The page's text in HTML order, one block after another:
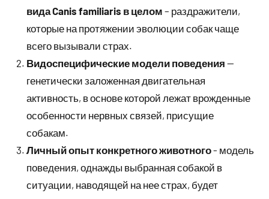
вида Canis familiaris в целом – раздражители,
которые на протяжении эволюции собак чаще
всего вызывали страх.
Видоспецифические модели поведения —
генетически заложенная двигательная
активность, в основе которой лежат врожденные
особенности нервных связей, присущие
собакам.
Личный опыт конкретного животного­- модель
поведения, однажды выбранная собакой в
ситуации, наводящей на нее страх, будет